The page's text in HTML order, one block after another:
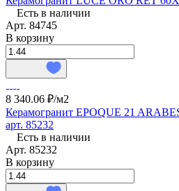
Есть в наличии
Арт. 84745
В корзину
8 340.06 ₽/м2
Керамогранит EPOQUE 21
арт. 85232
Есть в наличии
Арт. 85232
В корзину